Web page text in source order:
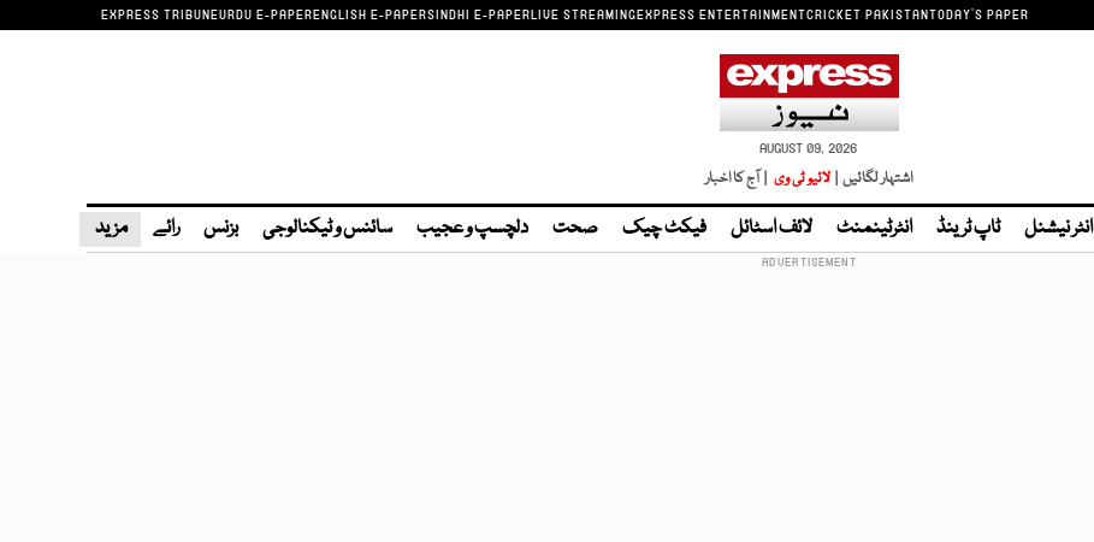
EXPRESS TRIBUNEURDU E-PAPERENGLISH E-PAPERSINDHI E-PAPERLIVE STREAMINGEXPRESS ENTERTAINMENTCRICKET PAKISTANTODAY'S PAPER
AUGUST 09, 2026
اشتہار لگائیں | لائیو ٹی وی | آج کا اخبار
انٹر نیشنل ٹاپ ٹرینڈ انٹرٹینمنٹ لائف اسٹائل فیکٹ چیک صحت دلچسپ و عجیب سائنس و ٹیکنالوجی بزنس رائے مزید